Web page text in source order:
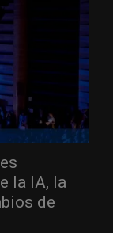
la IA, la
de